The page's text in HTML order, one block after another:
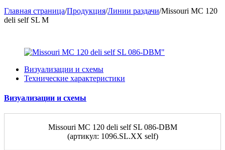
Главная страница/Продукция/Линии раздачи/Missouri MC 120
deli self SL M
Визуализации и схемы
Технические характеристики
Визуализации и схемы
Missouri MC 120 deli self SL 086-DBM
(артикул: 1096.SL.XX self)